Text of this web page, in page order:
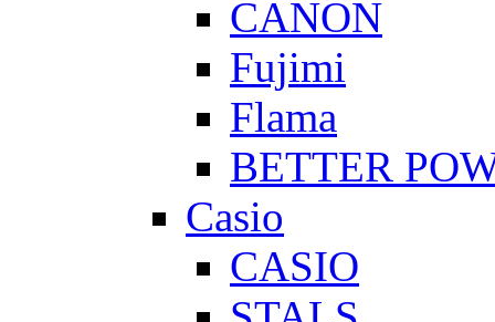
CANON
Fujimi
Flama
BETTER
Casio
CASIO